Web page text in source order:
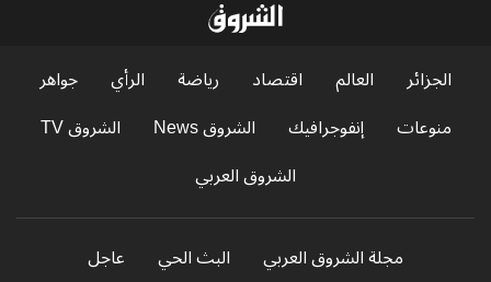
الجزائر العالم اقتصاد رياضة الرأي
جواهر
منوعات
إنفوجرافيك الشروق News
الشروق TV
الشروق العربي
مجلة الشروق العربي البث الحي عاجل